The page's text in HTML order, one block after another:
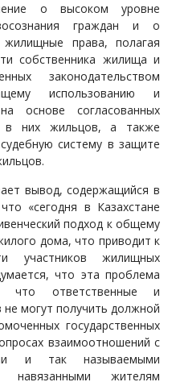
о высоком уровне
граждан и о
права, полагая
собственника жилища и
законодательством
использованию и
основе согласованных
в них жильцов, а также
систему в защите
вывод, содержащийся в
«сегодня в Казахстане
подход к общему
дома, что приводит к
участников жилищных
что эта проблема
что ответственные и
могут получить должной
государственных
взаимоотношений с
и так называемыми
навязанными жителям